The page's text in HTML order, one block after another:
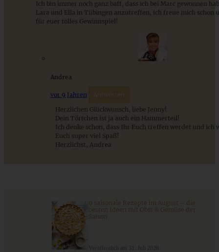
Der Klassiker: Sachertorte
9 saisonale Rezepte im August – die besten Ideen mit Obst
& Gemüse der Saison
Ich bin immer noch ganz baff, dass ich bei Marc gewonnen
Lara und Ella in Tübingen anzutreffen, ich freue mich schon
für euer tolles Gewinnspiel!
Andrea
vor 9 Jahren Antworten
Herzlichen Glückwunsch, liebe Jenny!
Dein Törtchen ist ja auch ein Hammerteil!
Ich denke schon, dass Ihr Euch treffen werdet und ich
Euch super viel Spaß!
Herzlichst, Andrea
9 saisonale Rezepte im August – die
besten Ideen mit Obst & Gemüse der
Saison